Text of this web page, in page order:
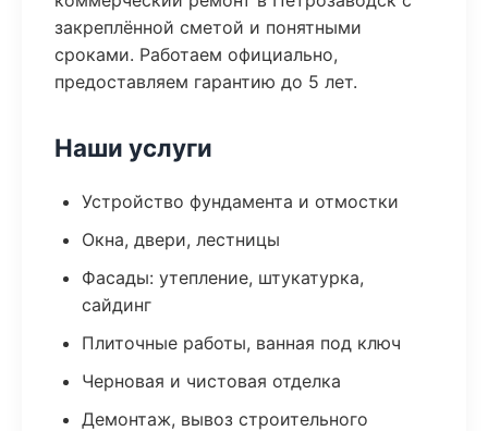
закреплённой сметой и понятными
сроками. Работаем официально,
предоставляем гарантию до 5 лет.
Наши услуги
Устройство фундамента и отмостки
Окна, двери, лестницы
Фасады: утепление, штукатурка,
сайдинг
Плиточные работы, ванная под ключ
Черновая и чистовая отделка
Демонтаж, вывоз строительного